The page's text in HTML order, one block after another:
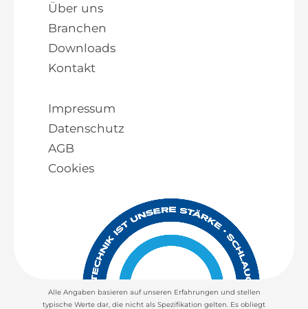
Über uns
Branchen
Downloads
Kontakt
Impressum
Datenschutz
AGB
Cookies
Alle Angaben basieren auf unseren Erfahrungen und stellen
typische Werte dar, die nicht als Spezifikation gelten. Es obliegt